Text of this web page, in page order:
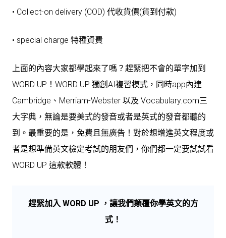
• Collect-on delivery (COD) 代收貨價(貨到付款)
• special charge 特種資費
上面的內容大家都學起來了嗎？趕緊把不會的單字加到
WORD UP！WORD UP 獨創AI複習模式，同時app內建
Cambridge、Merriam-Webster 以及 Vocabulary.com三
大字典，無論是要美式的發音或者是英式的發音都聽的
到。最重要的是，免費且無廣告！對於想增進英文程度或
者是想準備英文檢定考試的朋友們，你們都一定要試試看
WORD UP 這款軟體！
趕緊加入 WORD UP ，讓我們顛覆你學英文的方
式！